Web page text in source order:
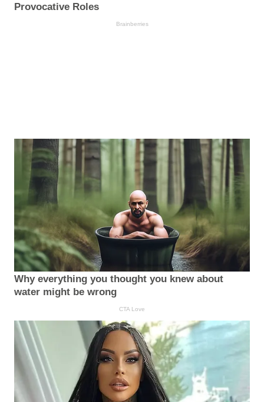
Provocative Roles
Brainberries
Why everything you thought you knew about
water might be wrong
CTA Love